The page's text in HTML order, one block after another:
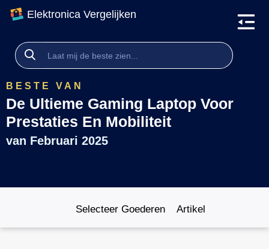
Elektronica Vergelijken
BESTE VAN
De Ultieme Gaming Laptop Voor
Prestaties En Mobiliteit
van Februari 2025
Selecteer Goederen Artikel